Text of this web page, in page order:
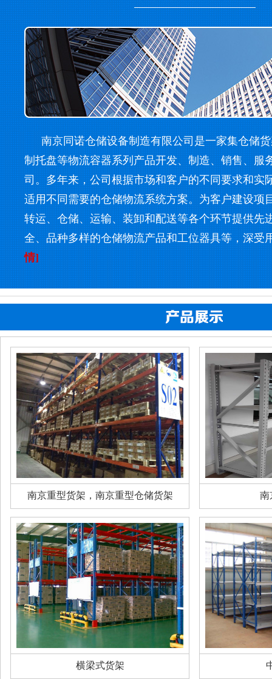
南京同诺仓储设备制造有限公司是一家集仓储
制托盘等物流容器系列产品开发、制造、销售、服
司。多年来，公司根据市场和客户的不同要求和实
适用不同需要的仓储物流系统方案。为客户建设项
转运、仓储、运输、装卸和配送等各个环节提供先
全、品种多样的仓储物流产品和工位器具等，深受
情]
南京重型货架，南京重型仓储货架 南
横梁式货架